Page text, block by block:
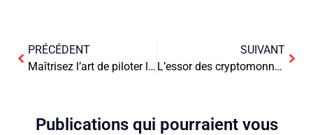
PRÉCÉDENT
Maîtrisez l’art de piloter les projets transverses avec brio
SUIVANT
L’essor des cryptomonnaies : guide d’investissement pour 2025
Publications qui pourraient vous